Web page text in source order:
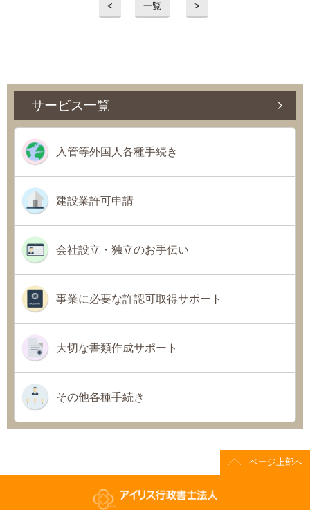
< 一覧 >
サービス一覧
入管等外国人各種手続き
建設業許可申請
会社設立・独立のお手伝い
事業に必要な許認可取得サポート
大切な書類作成サポート
その他各種手続き
ページ上部へ